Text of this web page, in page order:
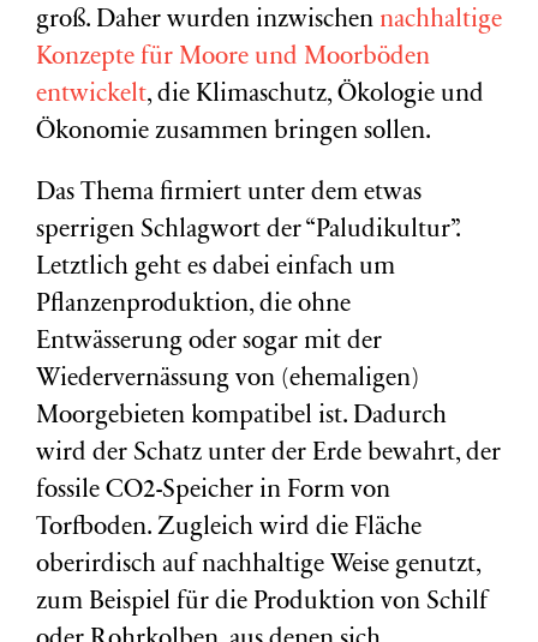
groß. Daher wurden inzwischen nachhaltige
Konzepte für Moore und Moorböden
entwickelt, die Klimaschutz, Ökologie und
Ökonomie zusammen bringen sollen.
Das Thema firmiert unter dem etwas
sperrigen Schlagwort der “Paludikultur”.
Letztlich geht es dabei einfach um
Pflanzenproduktion, die ohne
Entwässerung oder sogar mit der
Wiedervernässung von (ehemaligen)
Moorgebieten kompatibel ist. Dadurch
wird der Schatz unter der Erde bewahrt, der
fossile CO2-Speicher in Form von
Torfboden. Zugleich wird die Fläche
oberirdisch auf nachhaltige Weise genutzt,
zum Beispiel für die Produktion von Schilf